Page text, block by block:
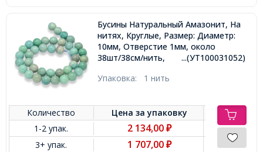
Бусины Натуральный Амазонит, На
нитях, Круглые, Размер: Диаметр:
10мм, Отверстие 1мм, около
38шт/38см/нить,
...(УТ100031052)
Упаковка: 1 нить
Количество Цена заупаковку
1-2 упак.
2 134,00₽
3+ упак. 1 707,00₽